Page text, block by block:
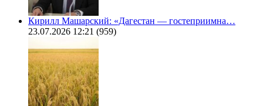
Кирилл Машарский: «Дагестан — гостеприимна…
23.07.2026 12:21 (959)